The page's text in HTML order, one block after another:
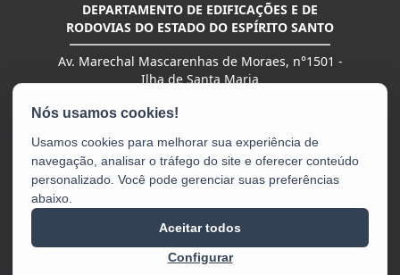
DEPARTAMENTO DE EDIFICAÇÕES E DE
RODOVIAS DO ESTADO DO ESPÍRITO SANTO
Av. Marechal Mascarenhas de Moraes, n°1501 -
Ilha de Santa Maria
Tel.: (27) 3636-2000 | (27) 3636-4401 | (27) 3636-
Usamos cookies para melhorar sua experiência de
navegação, analisar o tráfego do site e oferecer conteúdo
personalizado. Você pode gerenciar suas preferências
abaixo.
Configurar
Aceitar todos